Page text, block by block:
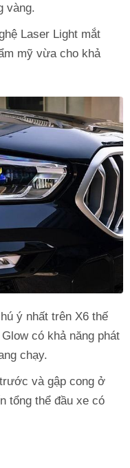
vàng.
Laser Light mắt
mỹ vừa cho khả
ý nhất trên X6 thế
có khả năng phát
chạy.
và gập cong ở
tổng thể đầu xe có